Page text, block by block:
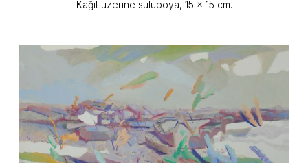
Kağıt üzerine suluboya, 15 x 15 cm.